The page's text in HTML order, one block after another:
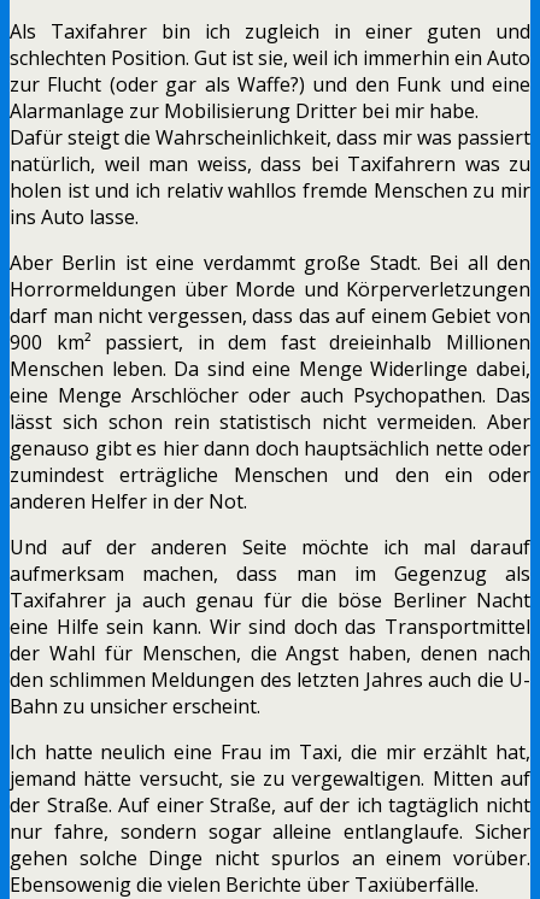
Als Taxifahrer bin ich zugleich in einer guten und
schlechten Position. Gut ist sie, weil ich immerhin ein Auto
zur Flucht (oder gar als Waffe?) und den Funk und eine
Alarmanlage zur Mobilisierung Dritter bei mir habe.
Dafür steigt die Wahrscheinlichkeit, dass mir was passiert
natürlich, weil man weiss, dass bei Taxifahrern was zu
holen ist und ich relativ wahllos fremde Menschen zu mir
ins Auto lasse.
Aber Berlin ist eine verdammt große Stadt. Bei all den
Horrormeldungen über Morde und Körperverletzungen
darf man nicht vergessen, dass das auf einem Gebiet von
900 km² passiert, in dem fast dreieinhalb Millionen
Menschen leben. Da sind eine Menge Widerlinge dabei,
eine Menge Arschlöcher oder auch Psychopathen. Das
lässt sich schon rein statistisch nicht vermeiden. Aber
genauso gibt es hier dann doch hauptsächlich nette oder
zumindest erträgliche Menschen und den ein oder
anderen Helfer in der Not.
Und auf der anderen Seite möchte ich mal darauf
aufmerksam machen, dass man im Gegenzug als
Taxifahrer ja auch genau für die böse Berliner Nacht
eine Hilfe sein kann. Wir sind doch das Transportmittel
der Wahl für Menschen, die Angst haben, denen nach
den schlimmen Meldungen des letzten Jahres auch die U-
Bahn zu unsicher erscheint.
Ich hatte neulich eine Frau im Taxi, die mir erzählt hat,
jemand hätte versucht, sie zu vergewaltigen. Mitten auf
der Straße. Auf einer Straße, auf der ich tagtäglich nicht
nur fahre, sondern sogar alleine entlanglaufe. Sicher
gehen solche Dinge nicht spurlos an einem vorüber.
Ebensowenig die vielen Berichte über Taxiüberfälle.